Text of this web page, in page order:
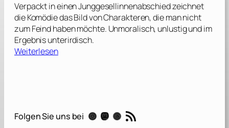
Verpackt in einen Junggesellinnenabschied zeichnet
die Komödie das Bild von Charakteren, die man nicht
zum Feind haben möchte. Unmoralisch, unlustig und im
Ergebnis unterirdisch.
Weiterlesen:
a
Folgen Sie uns bei Instagram Mastodon Threads RSS-Feed